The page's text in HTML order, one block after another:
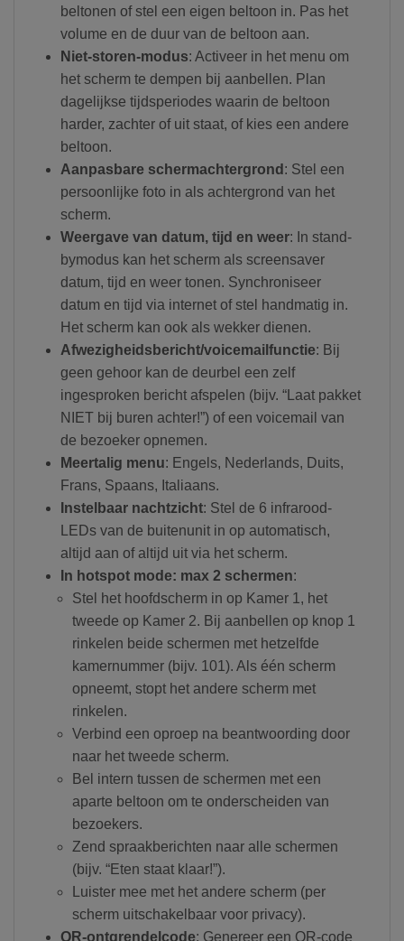
beltonen of stel een eigen beltoon in. Pas het
volume en de duur van de beltoon aan.
Niet-storen-modus: Activeer in het menu om
het scherm te dempen bij aanbellen. Plan
dagelijkse tijdsperiodes waarin de beltoon
harder, zachter of uit staat, of kies een andere
beltoon.
Aanpasbare schermachtergrond : Stel een
persoonlijke foto in als achtergrond van het
scherm.
Weergave van datum, tijd en weer: In stand-
bymodus kan het scherm als screensaver
datum, tijd en weer tonen. Synchroniseer
datum en tijd via internet of stel handmatig in.
Het scherm kan ook als wekker dienen.
Afwezigheidsbericht/voicemailfunctie: Bij
geen gehoor kan de deurbel een zelf
ingesproken bericht afspelen (bijv. “Laat pakket
NIET bij buren achter!”) of een voicemail van
de bezoeker opnemen.
Meertalig menu: Engels, Nederlands, Duits,
Frans, Spaans, Italiaans.
Instelbaar nachtzicht: Stel de 6 infrarood-
LEDs van de buitenunit in op automatisch,
altijd aan of altijd uit via het scherm.
In hotspot mode: max 2 schermen:
Stel het hoofdscherm in op Kamer 1, het
tweede op Kamer 2. Bij aanbellen op knop 1
rinkelen beide schermen met hetzelfde
kamernummer (bijv. 101). Als één scherm
opneemt, stopt het andere scherm met
rinkelen.
Verbind een oproep na beantwoording door
naar het tweede scherm.
Bel intern tussen de schermen met een
aparte beltoon om te onderscheiden van
bezoekers.
Zend spraakberichten naar alle schermen
(bijv. “Eten staat klaar!”).
Luister mee met het andere scherm (per
scherm uitschakelbaar voor privacy).
QR-ontgrendelcode: Genereer een QR-code